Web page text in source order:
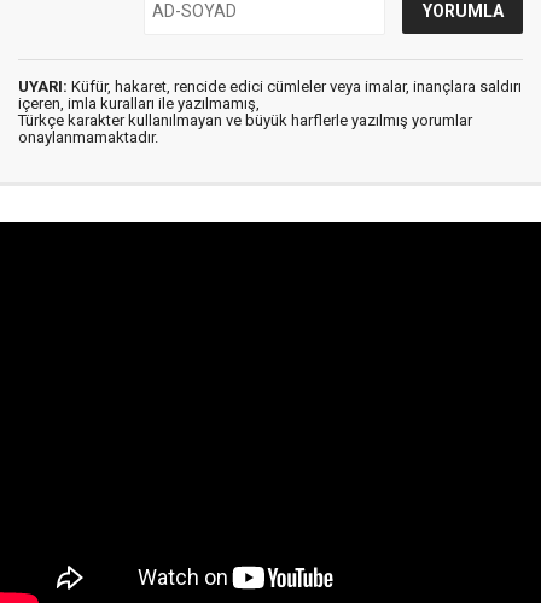
UYARI: Küfür, hakaret, rencide edici cümleler veya imalar, inançlara saldırı
içeren, imla kuralları ile yazılmamış,
Türkçe karakter kullanılmayan ve büyük harflerle yazılmış yorumlar
onaylanmamaktadır.